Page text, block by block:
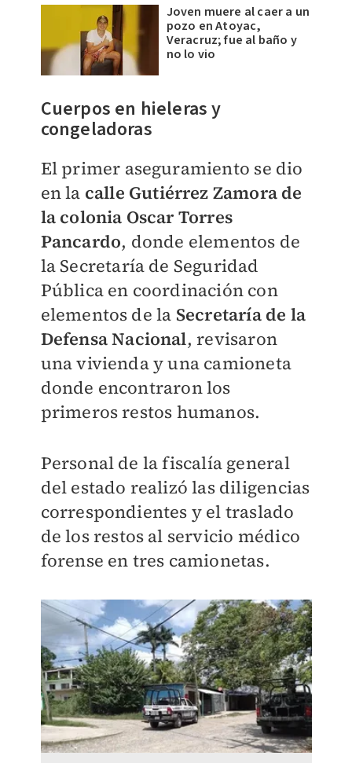
Joven muere al caer a un
pozo en Atoyac,
Veracruz; fue al baño y
no lo vio
Cuerpos en hieleras y
congeladoras
El primer aseguramiento se dio
en la calle Gutiérrez Zamora de
la colonia Oscar Torres
Pancardo, donde elementos de
la Secretaría de Seguridad
Pública en coordinación con
elementos de la Secretaría de la
Defensa Nacional, revisaron
una vivienda y una camioneta
donde encontraron los
primeros restos humanos.
Personal de la fiscalía general
del estado realizó las diligencias
correspondientes y el traslado
de los restos al servicio médico
forense en tres camionetas.